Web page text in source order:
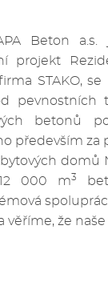
Beton
projekt
STAKO,
pevnostních
betonů
především za
domů
000 m3
věříme, že